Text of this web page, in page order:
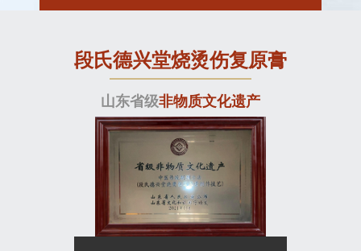
段氏德兴堂烧烫伤复原膏
山东省级非物质文化遗产